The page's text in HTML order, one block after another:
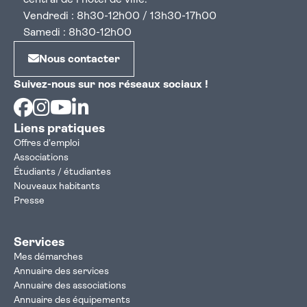
Vendredi : 8h30-12h00 / 13h30-17h00
Samedi : 8h30-12h00
Nous contacter
Suivez-nous sur nos réseaux sociaux !
Facebook
Instagram
Youtube
Liens pratiques
Offres d'emploi
Associations
Étudiants / étudiantes
Nouveaux habitants
Presse
Services
Mes démarches
Annuaire des services
Annuaire des associations
Annuaire des équipements